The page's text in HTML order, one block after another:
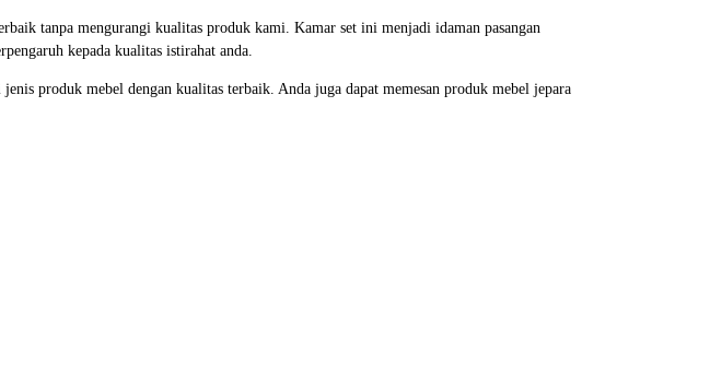
tanpa mengurangi kualitas produk kami. Kamar set ini menjadi idaman pasangan
kepada kualitas istirahat anda.
produk mebel dengan kualitas terbaik. Anda juga dapat memesan produk mebel jepara